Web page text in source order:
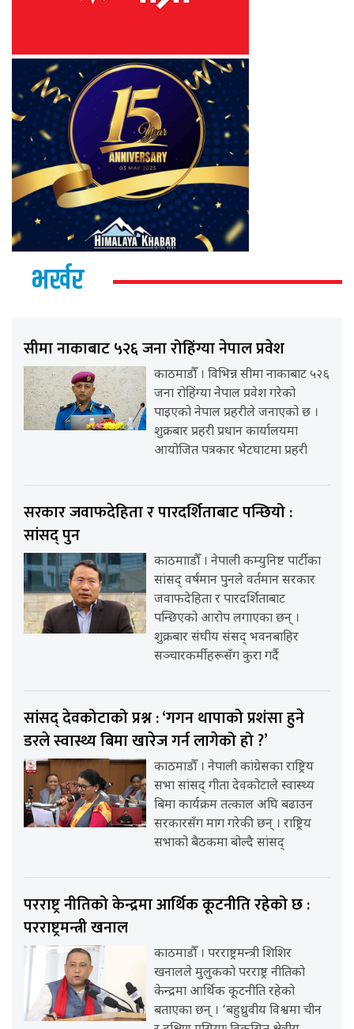
भर्खर
सीमा नाकाबाट ५२६ जना रोहिंग्या नेपाल प्रवेश
काठमाडौँ । विभिन्न सीमा नाकाबाट ५२६
जना रोहिंग्या नेपाल प्रवेश गरेको
पाइएको नेपाल प्रहरीले जनाएको छ ।
शुक्रबार प्रहरी प्रधान कार्यालयमा
आयोजित पत्रकार भेटघाटमा प्रहरी
सरकार जवाफदेहिता र पारदर्शिताबाट पन्छियो :
सांसद् पुन
काठमााडौँ । नेपाली कम्युनिष्ट पार्टीका
सांसद् वर्षमान पुनले वर्तमान सरकार
जवाफदेहिता र पारदर्शिताबाट
पन्छिएको आरोप लगाएका छन् ।
शुक्रबार संघीय संसद् भवनबाहिर
सञ्चारकर्मीहरूसँग कुरा गर्दै
सांसद् देवकोटाको प्रश्न : ‘गगन थापाको प्रशंसा हुने
डरले स्वास्थ्य बिमा खारेज गर्न लागेको हो ?’
काठमाडौँ । नेपाली कांग्रेसका राष्ट्रिय
सभा सांसद् गीता देवकोटाले स्वास्थ्य
बिमा कार्यक्रम तत्काल अघि बढाउन
सरकारसँग माग गरेकी छन् । राष्ट्रिय
सभाको बैठकमा बोल्दै सांसद्
परराष्ट्र नीतिको केन्द्रमा आर्थिक कूटनीति रहेको छ :
परराष्ट्रमन्त्री खनाल
काठमाडौँ । परराष्ट्रमन्त्री शिशिर
खनालले मुलुकको परराष्ट्र नीतिको
केन्द्रमा आर्थिक कूटनीति रहेको
बताएका छन् । ‘बहुध्रुवीय विश्वमा चीन